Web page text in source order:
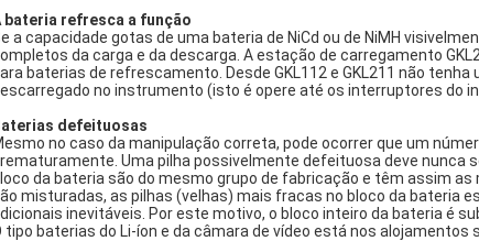
bateria refresca a função
a capacidade gotas de uma bateria de NiCd ou de NiMH
da carga e da descarga. A estação de carregamento
baterias de refrescamento. Desde GKL112 e GKL211 não
no instrumento (isto é opere até os interruptores do
defeituosas
no caso da manipulação correta, pode ocorrer que um
Uma pilha possivelmente defeituosa deve nunca
da bateria são do mesmo grupo de fabricação e têm assim
misturadas, as pilhas (velhas) mais fracas no bloco da bateria
inevitáveis. Por este motivo, o bloco inteiro da bateria é
tipo baterias do Li-íon e da câmara de vídeo está nos